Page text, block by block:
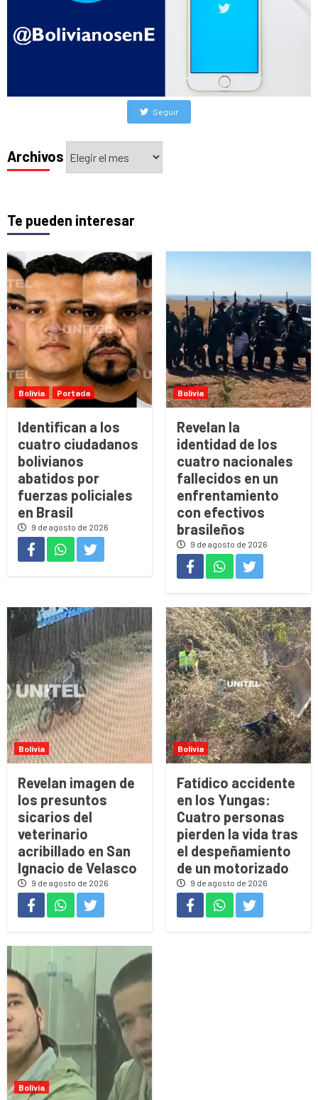
Seguir
Archivos
Archivos
Te pueden interesar
Bolivia Portada
Identifican a los
cuatro ciudadanos
bolivianos
abatidos por
fuerzas policiales
en Brasil
9 de agosto de 2026
Bolivia
Revelan la
identidad de los
cuatro nacionales
fallecidos en un
enfrentamiento
con efectivos
brasileños
9 de agosto de 2026
Bolivia
Revelan imagen de
los presuntos
sicarios del
veterinario
acribillado en San
Ignacio de Velasco
9 de agosto de 2026
Bolivia
Fatídico accidente
en los Yungas:
Cuatro personas
pierden la vida tras
el despeñamiento
de un motorizado
9 de agosto de 2026
Bolivia